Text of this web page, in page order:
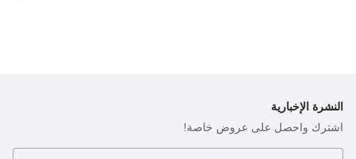
النشرة الإخبارية
اشترك واحصل على عروض خاصة!